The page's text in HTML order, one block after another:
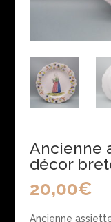
Ancienne
décor
20,00€
Ancienne